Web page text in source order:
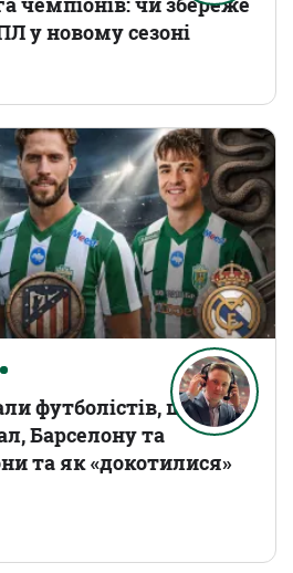
у новому сезоні
футболістів, що
Барселону та
та як «докотилися»